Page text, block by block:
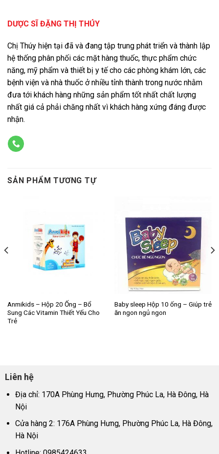
DƯỢC SĨ ĐẶNG THỊ THÚY
Chị Thúy hiện tại đã và đang tập trung phát triển và thành lập
hệ thống phân phối các mặt hàng thuốc, thực phẩm chức
năng, mỹ phẩm và thiết bị y tế cho các phòng khám lớn, các
bệnh viện và nhà thuốc ở nhiều tỉnh thành trong nước nhằm
đưa tới khách hàng những sản phẩm tốt nhất chất lượng
nhất giá cả phải chăng nhất vì khách hàng xứng đáng được
nhận.
SẢN PHẨM TƯƠNG TỰ
Anmikids – Hộp 20 Ống – Bổ
Sung Các Vitamin Thiết Yếu Cho
Trẻ
Baby sleep Hộp 10 ống – Giúp trẻ
ăn ngon ngủ ngon
Liên hệ
Địa chỉ: 170A Phùng Hưng, Phường Phúc La, Hà Đông, Hà
Nội
Cửa hàng 2: 176A Phùng Hưng, Phường Phúc La, Hà Đông,
Hà Nội